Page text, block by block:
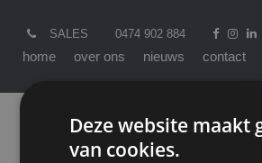
SALES 0474 902 884
home over ons nieuws contact
Deze website maakt
van cookies.